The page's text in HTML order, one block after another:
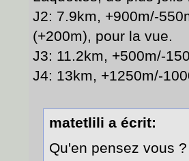
J2: 7.9km, +900m/-
(+200m), pour la vue.
J3: 11.2km, +500m/-
J4: 13km, +1250m/-
matetlili a écrit:
Qu'en pensez vous ?